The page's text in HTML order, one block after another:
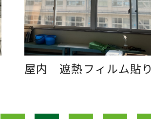
屋内 遮熱フィルム貼り